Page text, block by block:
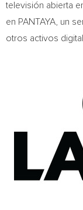
televisión abierta
en PANTAYA, un
otros activos